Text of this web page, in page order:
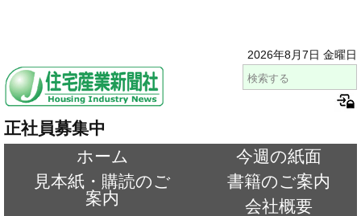
2026年8月7日 金曜日
正社員募集中
ホーム
今週の紙面
見本紙・購読のご
案内
書籍のご案内
会社概要